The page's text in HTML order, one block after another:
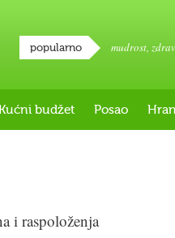
popularno mudrost,
budžet Posao
i raspoloženja